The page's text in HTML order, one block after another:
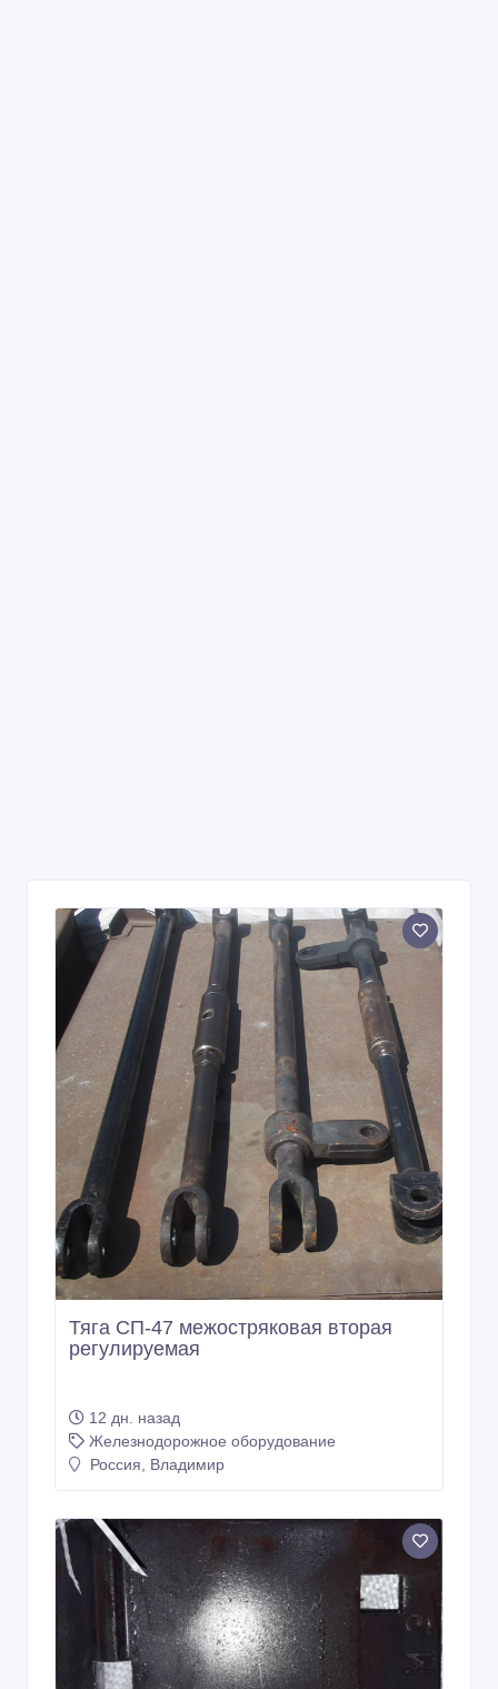
Тяга СП-47 межостряковая вторая
регулируемая
12 дн. назад
Железнодорожное оборудование
Россия, Владимир